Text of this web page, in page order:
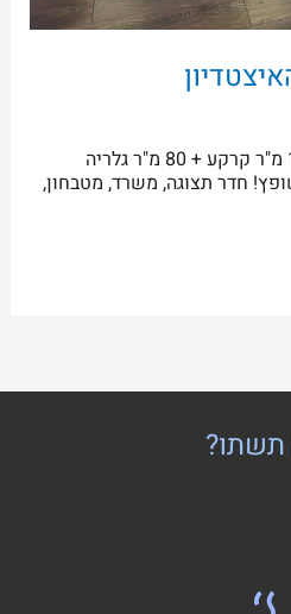
מתאים לחנות או תצוגה 120 מ"ר קרקע + 80 מ"ר גלריה
חדר תצוגה, משרד, מטבחון,